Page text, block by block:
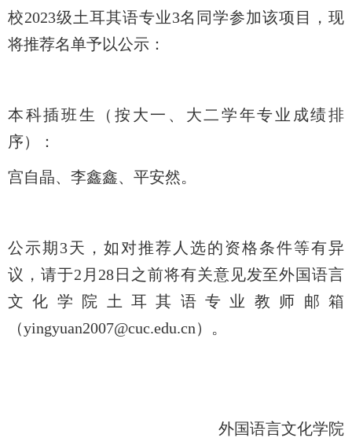
校2023级土耳其语专业3名同学参加该项目，现
将推荐名单予以公示：
本科插班生（按大一、大二学年专业成绩排
序）：
宫自晶、李鑫鑫、平安然。
公示期3天，如对推荐人选的资格条件等有异
议，请于2 月 28日之前将有关意见发至外国语言
文化学院土耳其语专业教师邮箱
（yingyuan2007@cuc.edu.cn）。
外国语言文化学院